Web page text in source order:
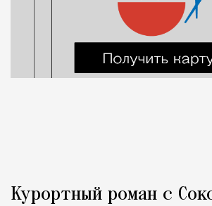
Курортный роман с